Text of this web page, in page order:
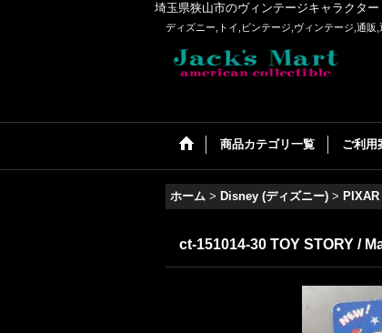
埼玉県狭山市のヴィンテージキャラクタ
ディズニー,トイ,ビンテージ,ヴィンテージ,通
商品カテゴリ一覧 ご利用
ホーム > Disney (ディズニー) > PIXAR
ct-151014-30 TOY STORY /